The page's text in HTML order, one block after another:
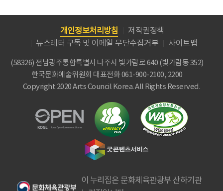
개인정보처리방침
저작권정책
뉴스레터 구독 및 이메일 무단수집거부
사이트맵
(58326) 전남광주통합특별시 나주시 빛가람로 640 (빛가람동 352)
한국문화예술위원회 대표전화 061-900-2100, 2200
Copyright 2020 Arts Council Korea. All Rights Reserved.
이 누리집은 문화체육관광부 산하기관